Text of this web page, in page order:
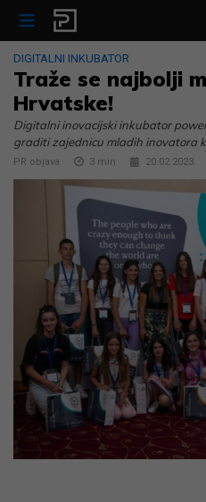
Skip to content
DIGITALNI INKUBATOR
Traže se najbolji
Hrvatske!
Digitalni inovacijski inkubator
graditi zajednicu mladih inovatora
PR objava 3 min 20.02.2023.